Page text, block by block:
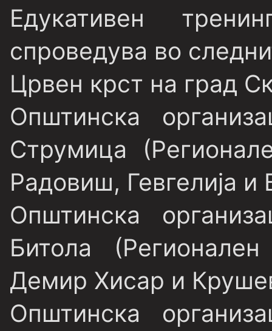
Едукативен
спроведува во
Црвен крст на град
Општинска
Струмица
Радовиш, Гевгелија и
Општинска
Битола
Демир Хисар и
Општинска